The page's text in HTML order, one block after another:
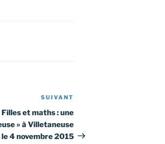
suivant
SUIVANT
Filles et maths : une
» à Villetaneuse
le 4 novembre 2015